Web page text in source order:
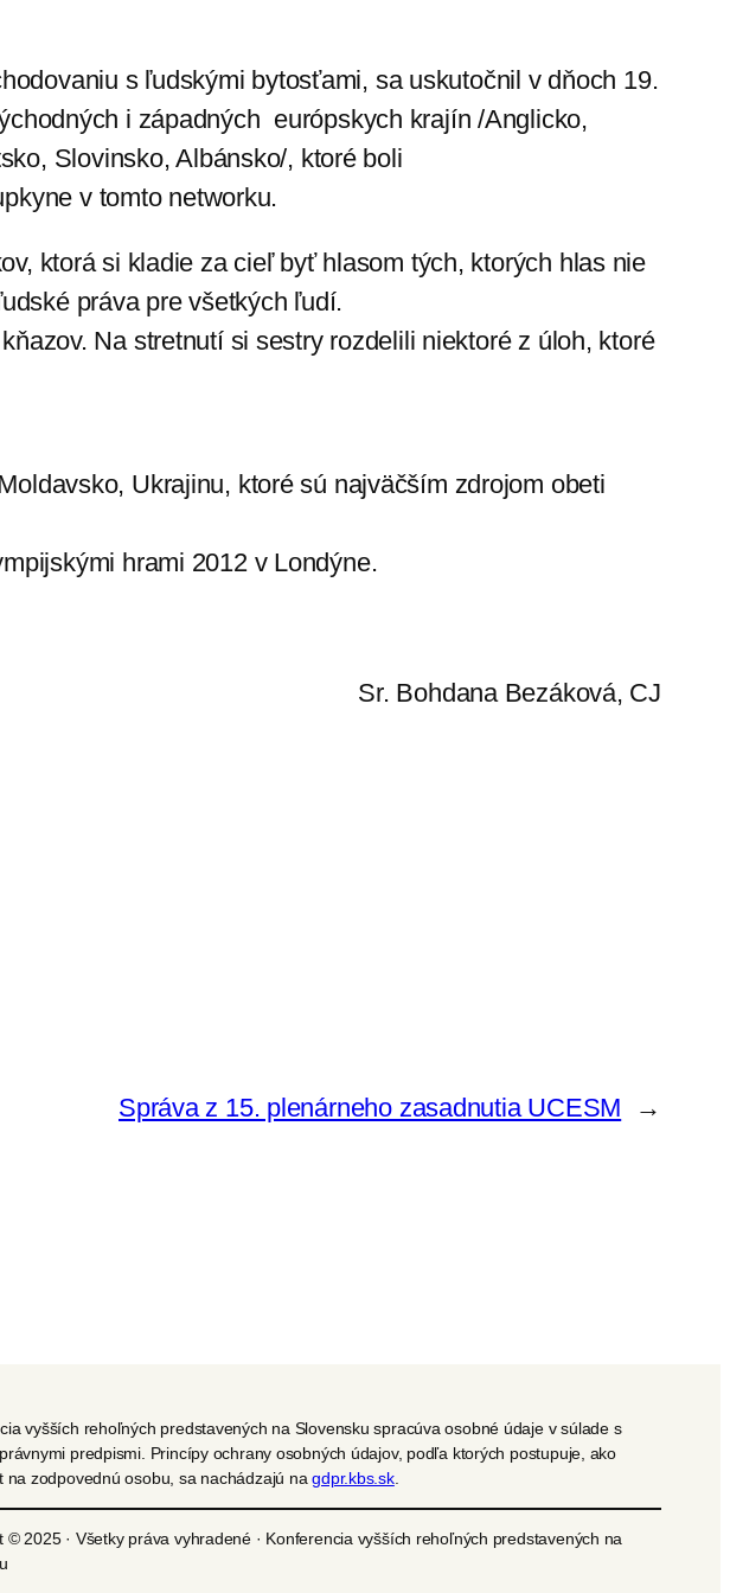
s ľudskými bytosťami, sa uskutočnil v dňoch 19.
i západných európskych krajín /Anglicko,
Slovinsko, Albánsko/, ktoré boli
v tomto networku.
ktorá si kladie za cieľ byť hlasom tých, ktorých hlas nie
práva pre všetkých ľudí.
Na stretnutí si sestry rozdelili niektoré z úloh, ktoré
Ukrajinu, ktoré sú najväčším zdrojom obeti
hrami 2012 v Londýne.
Sr. Bohdana Bezáková, CJ
Správa z 15. plenárneho zasadnutia UCESM →
vyšších rehoľných predstavených na Slovensku spracúva osobné údaje v súlade s
predpismi. Princípy ochrany osobných údajov, podľa ktorých postupuje, ako
na zodpovednú osobu, sa nachádzajú nagdpr.kbs.sk.
© 2025 · Všetky práva vyhradené · Konferencia vyšších rehoľných predstavených na